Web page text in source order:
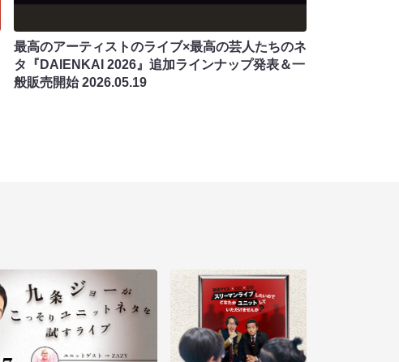
最高のアーティストのライブ×最高の芸人たちのネ
タ『DAIENKAI 2026』追加ラインナップ発表＆一
般販売開始2026.05.19